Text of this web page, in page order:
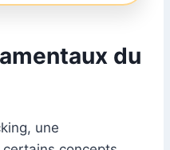
du
une